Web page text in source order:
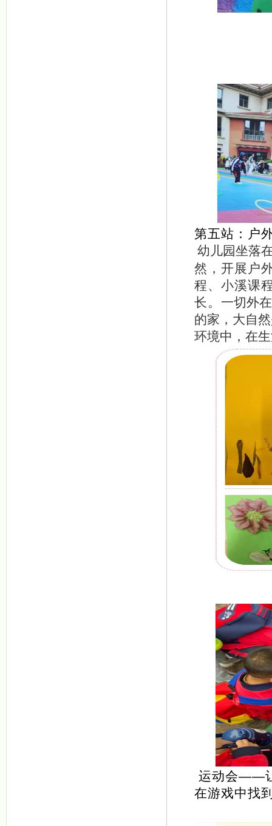
第五站：户
幼儿园坐落
然，开展户
程、小溪课
长。 一切外
的家，大自
环境中，在
运动会——
在游戏中找